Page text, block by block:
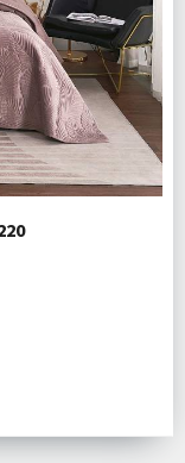
см 50х70 см